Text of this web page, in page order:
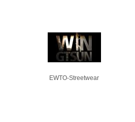
EWTO-Streetwear